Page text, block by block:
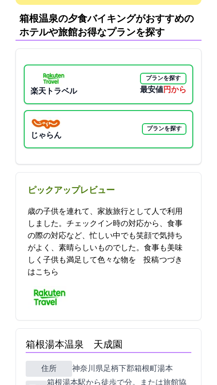
箱根温泉の夕食バイキングがおすすめの
ホテルや旅館:お得なプランを探す
楽天トラベル
プランを探す
最安値11120円から
じゃらん
プランを探す
ピックアップレビュー
3歳の子供を連れて、家族旅行として3人で利用
しました。チェックイン時の対応から、食事
の際の対応など、忙しい中でも笑顔で気持ち
がよく、素晴らしいものでした。食事も美味
しく子供も満足して色々な物を… 2021-11-13 18:16:36投稿つづき
はこちら
箱根湯本温泉 天成園
住所 神奈川県足柄下郡箱根町湯本682
箱根湯本駅から徒歩で15分。または旅館協